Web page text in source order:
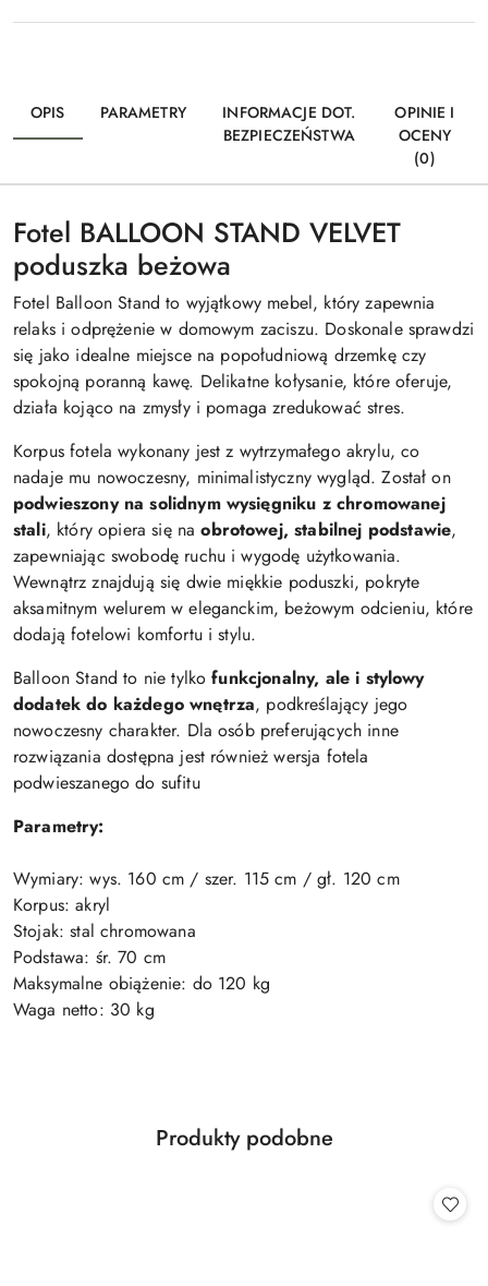
OPIS PARAMETRY
INFORMACJE DOT.
BEZPIECZEŃSTWA
OPINIE I
OCENY
(0)
Fotel BALLOON STAND VELVET
poduszka beżowa
Fotel Balloon Stand to wyjątkowy mebel, który zapewnia
relaks i odprężenie w domowym zaciszu. Doskonale sprawdzi
się jako idealne miejsce na popołudniową drzemkę czy
spokojną poranną kawę. Delikatne kołysanie, które oferuje,
działa kojąco na zmysły i pomaga zredukować stres.
Korpus fotela wykonany jest z wytrzymałego akrylu, co
nadaje mu nowoczesny, minimalistyczny wygląd. Został on
podwieszony na solidnym wysięgniku z chromowanej
stali, który opiera się naobrotowej, stabilnej podstawie,
zapewniając swobodę ruchu i wygodę użytkowania.
Wewnątrz znajdują się dwie miękkie poduszki, pokryte
aksamitnym welurem w eleganckim, beżowym odcieniu, które
dodają fotelowi komfortu i stylu.
Balloon Stand to nie tylkofunkcjonalny, ale i stylowy
dodatek do każdego wnętrza, podkreślający jego
nowoczesny charakter. Dla osób preferujących inne
rozwiązania dostępna jest również wersja fotela
podwieszanego do sufitu
Parametry:
Wymiary: wys. 160 cm / szer. 115 cm / gł. 120 cm
Korpus: akryl
Stojak: stal chromowana
Podstawa: śr. 70 cm
Maksymalne obiążenie: do 120 kg
Waga netto: 30 kg
Pomiń karuzelę produktów
Produkty
Produkty podobne